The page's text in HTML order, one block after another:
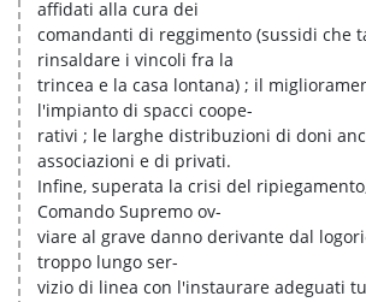
affidati alla cura dei
comandanti di reggimento (sussidi che
rinsaldare i vincoli fra la
trincea e la casa lontana) ; il
l'impianto di spacci coope-
rativi ; le larghe distribuzioni di doni
associazioni e di privati.
Infine, superata la crisi del
Comando Supremo ov-
viare al grave danno derivante dal
troppo lungo ser-
vizio di linea con l'instaurare adeguati